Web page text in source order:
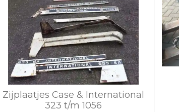
Zijplaatjes Case & International
323 t/m 1056